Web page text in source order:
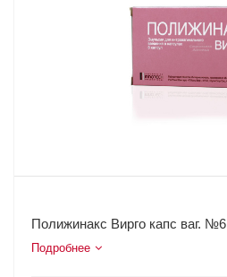
Полижинакс Вирго капс ваг. №6
Подробнее